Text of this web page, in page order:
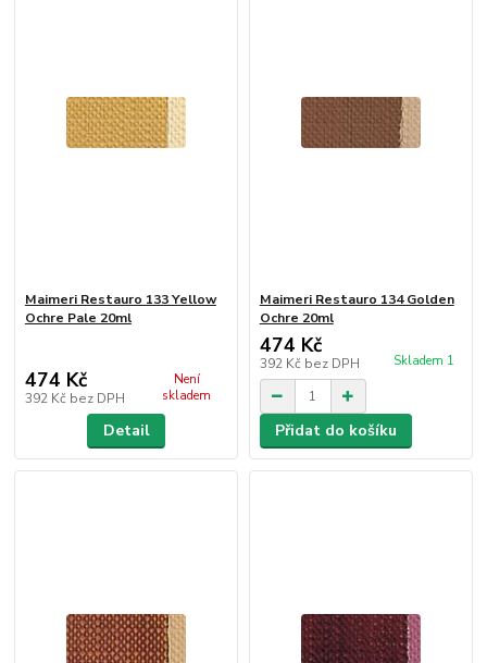
Maimeri Restauro 133 Yellow
Ochre Pale 20ml
474 Kč
392 Kč bez DPH
Není
skladem
Detail
Maimeri Restauro 134 Golden
Ochre 20ml
474 Kč
392 Kč bez DPH Skladem 1
Přidat do košíku